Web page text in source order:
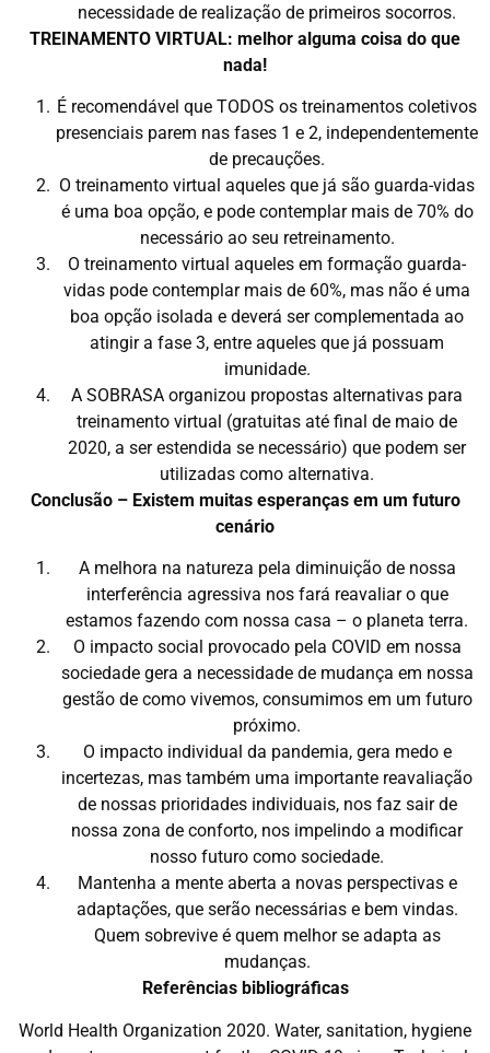
necessidade de realização de primeiros socorros.
TREINAMENTO VIRTUAL: melhor alguma coisa do que
nada!
É recomendável que TODOS os treinamentos coletivos
presenciais parem nas fases 1 e 2, independentemente
de precauções.
O treinamento virtual aqueles que já são guarda-vidas
é uma boa opção, e pode contemplar mais de 70% do
necessário ao seu retreinamento.
O treinamento virtual aqueles em formação guarda-
vidas pode contemplar mais de 60%, mas não é uma
boa opção isolada e deverá ser complementada ao
atingir a fase 3, entre aqueles que já possuam
imunidade.
A SOBRASA organizou propostas alternativas para
treinamento virtual (gratuitas até final de maio de
2020, a ser estendida se necessário) que podem ser
utilizadas como alternativa.
Conclusão – Existem muitas esperanças em um futuro
cenário
A melhora na natureza pela diminuição de nossa
interferência agressiva nos fará reavaliar o que
estamos fazendo com nossa casa – o planeta terra.
O impacto social provocado pela COVID em nossa
sociedade gera a necessidade de mudança em nossa
gestão de como vivemos, consumimos em um futuro
próximo.
O impacto individual da pandemia, gera medo e
incertezas, mas também uma importante reavaliação
de nossas prioridades individuais, nos faz sair de
nossa zona de conforto, nos impelindo a modificar
nosso futuro como sociedade.
Mantenha a mente aberta a novas perspectivas e
adaptações, que serão necessárias e bem vindas.
Quem sobrevive é quem melhor se adapta as
mudanças.
Referências bibliográficas
World Health Organization 2020. Water, sanitation, hygiene